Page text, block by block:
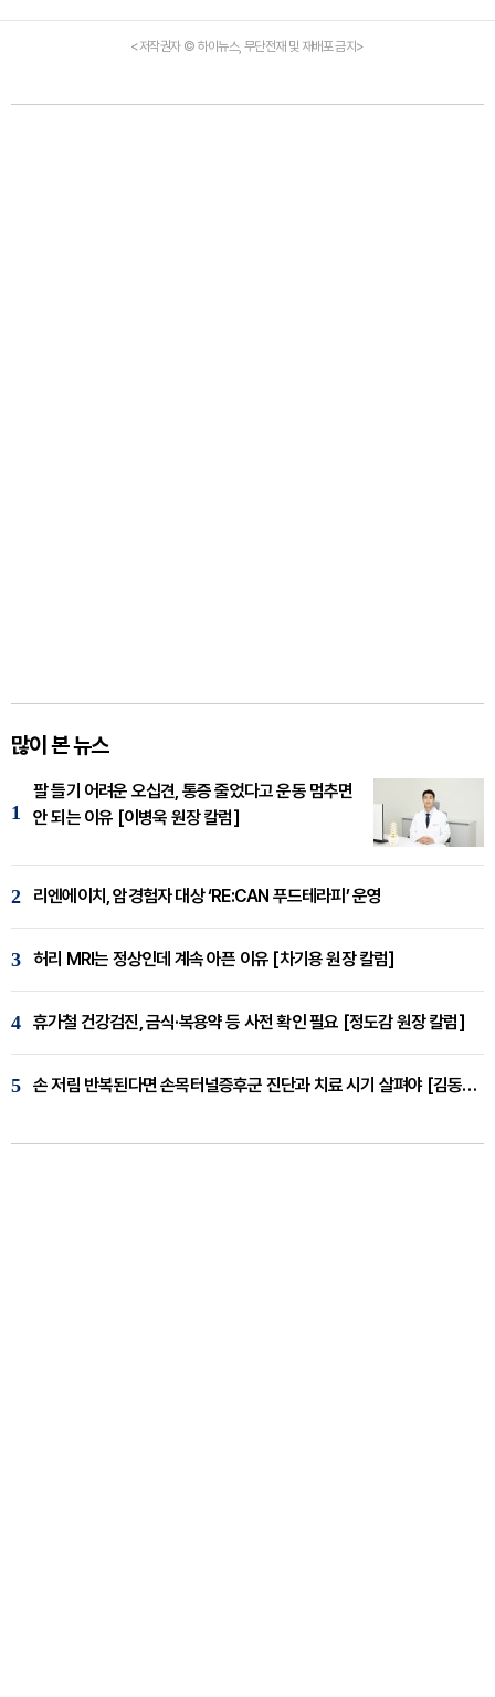
<저작권자 © 하이뉴스, 무단전재 및 재배포 금지>
많이 본 뉴스
1
팔 들기 어려운 오십견, 통증 줄었다고 운동 멈추면
안 되는 이유 [이병욱 원장 칼럼]
2 리엔에이치, 암경험자 대상 ‘RE:CAN 푸드테라피’ 운영
3 허리 MRI는 정상인데 계속 아픈 이유 [차기용 원장 칼럼]
4 휴가철 건강검진, 금식·복용약 등 사전 확인 필요 [정도감 원장 칼럼]
5 손 저림 반복된다면 손목터널증후군 진단과 치료 시기 살펴야 [김동현 원장 칼럼]